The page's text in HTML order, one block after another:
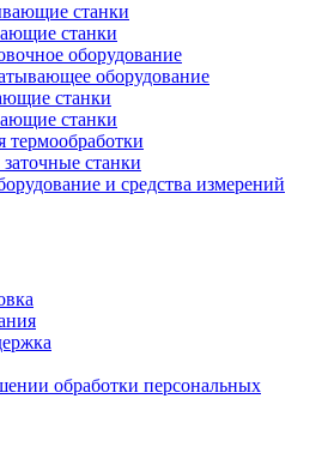
станки
станки
оборудование
оборудование
станки
станки
термообработки
станки
и средства измерений
обработки персональных